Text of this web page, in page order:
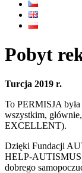
Pobyt
Turcja 2019 r.
To PERMISJA
wszystkim,
EXCELLENT).
Dzięki Fundacji
HELP-AUTISMUS
dobrego